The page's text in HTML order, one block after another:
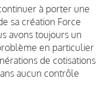
à porter une
sa création Force
avons toujours un
en particulier
de cotisations
aucun contrôle